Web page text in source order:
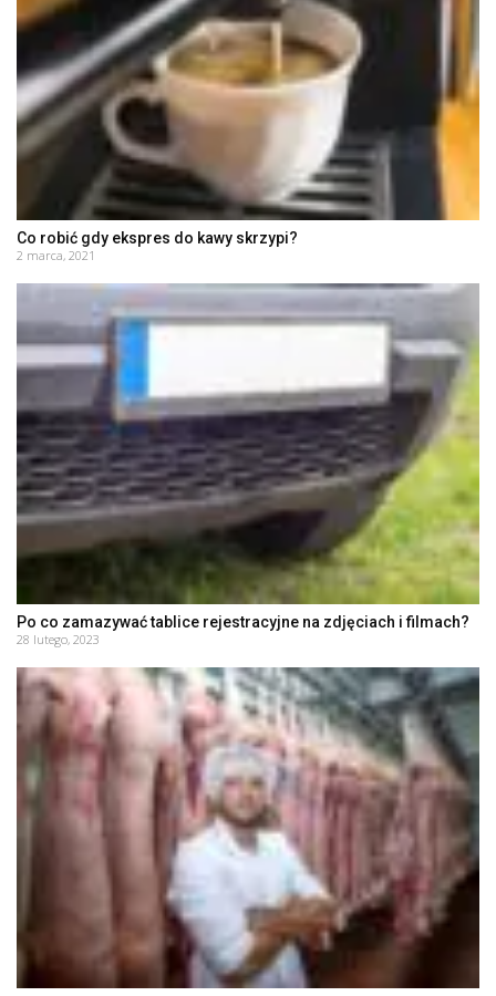
Co robić gdy ekspres do kawy skrzypi?
2 marca, 2021
Po co zamazywać tablice rejestracyjne na zdjęciach i filmach?
28 lutego, 2023